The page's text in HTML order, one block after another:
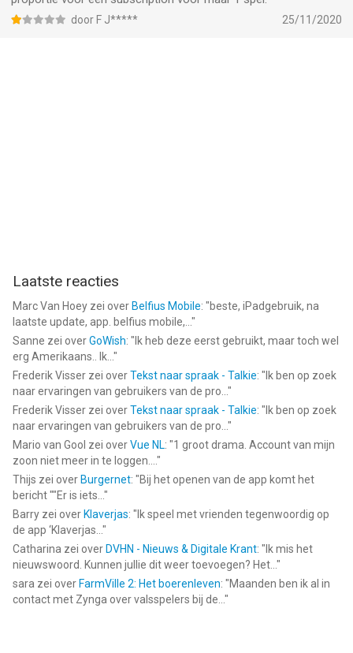
door F J***** 25/11/2020
Laatste reacties
Marc Van Hoey zei over Belfius Mobile: "beste, iPadgebruik, na
laatste update, app. belfius mobile,... "
Sanne zei overGoWish: " Ik heb deze eerst gebruikt, maar toch wel
erg Amerikaans.. Ik... "
Frederik Visser zei overTekst naar spraak - Talkie: " Ik ben op zoek
naar ervaringen van gebruikers van de pro... "
Frederik Visser zei overTekst naar spraak - Talkie: " Ik ben op zoek
naar ervaringen van gebruikers van de pro... "
Mario van Gool zei overVue NL: "1 groot drama. Account van mijn
zoon niet meer in te loggen.... "
Thijs zei over Burgernet: "Bij het openen van de app komt het
bericht ""Er is iets... "
Barry zei over Klaverjas: " Ik speel met vrienden tegenwoordig op
de app ‘Klaverjas... "
Catharina zei over DVHN - Nieuws & Digitale Krant: " Ik mis het
nieuwswoord. Kunnen jullie dit weer toevoegen? Het... "
sara zei over FarmVille 2: Het boerenleven: "Maanden ben ik al in
contact met Zynga over valsspelers bij de... "